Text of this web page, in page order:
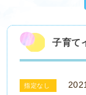
子育て
指定なし